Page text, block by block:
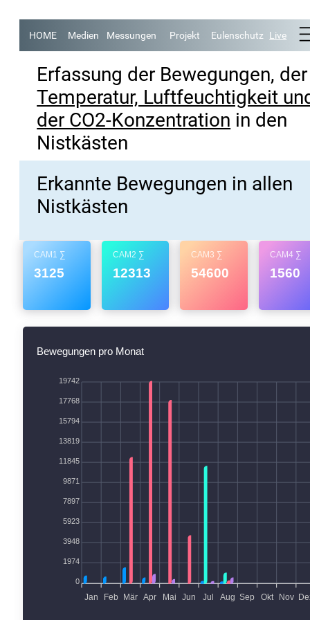
Erfassung der Bewegungen, der
Temperatur, Luftfeuchtigkeit und
der CO2-Konzentrationin den
Nistkästen
Erkannte Bewegungen in allen
Nistkästen
Data Dashboard
CAM1 ∑
3125
CAM2 ∑
12313
CAM3 ∑
54600
CAM4 ∑
1560
Bewegungen pro Monat
19742
17768
15794
13819
11845
9871
7897
5923
3948
1974
0
Jan Feb Mär Apr Mai Jun Jul Aug Sep Okt Nov